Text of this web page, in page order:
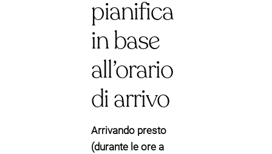
pianifica
in base
all’orario
di arrivo
Arrivando presto
(durante le ore a